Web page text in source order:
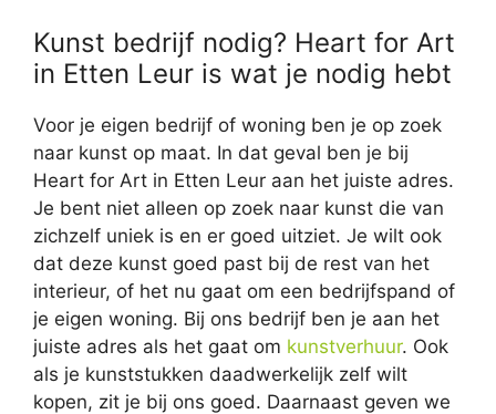
Kunst bedrijf nodig? Heart for Art
in Etten Leur is wat je nodig hebt
Voor je eigen bedrijf of woning ben je op zoek
naar kunst op maat. In dat geval ben je bij
Heart for Art in Etten Leur aan het juiste adres.
Je bent niet alleen op zoek naar kunst die van
zichzelf uniek is en er goed uitziet. Je wilt ook
dat deze kunst goed past bij de rest van het
interieur, of het nu gaat om een bedrijfspand of
je eigen woning. Bij ons bedrijf ben je aan het
juiste adres als het gaat om kunstverhuur. Ook
als je kunststukken daadwerkelijk zelf wilt
kopen, zit je bij ons goed. Daarnaast geven we